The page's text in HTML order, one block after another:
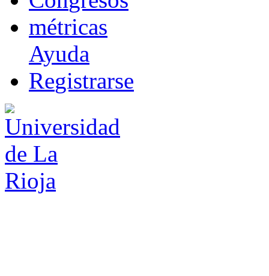
métricas
Ayuda
Registrarse